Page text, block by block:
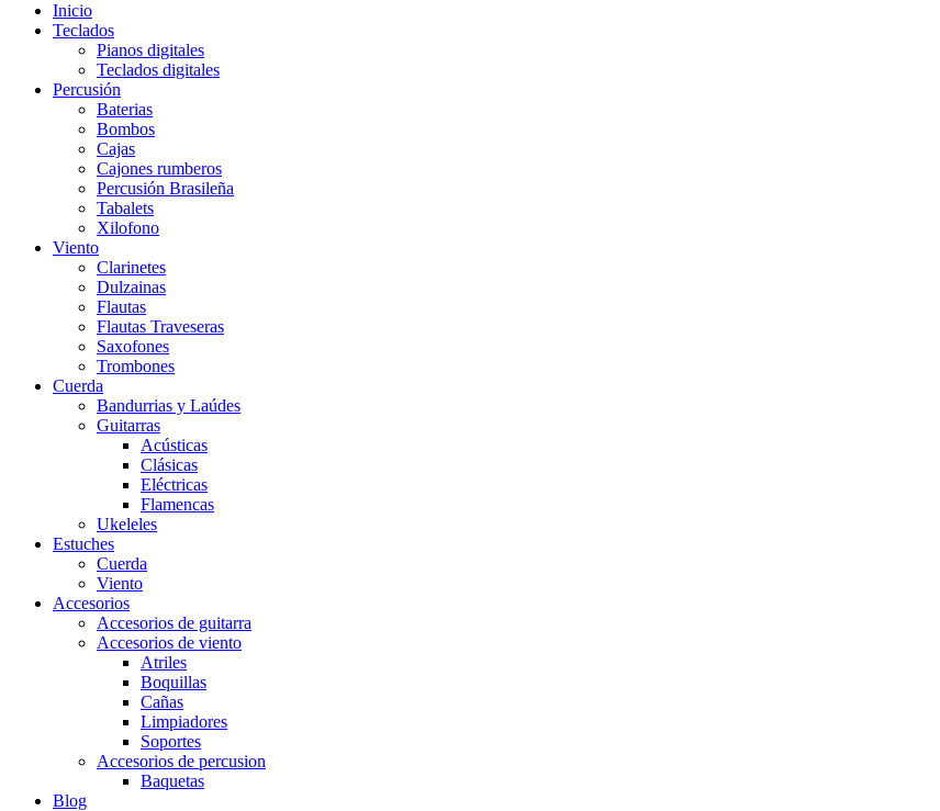
Inicio
Teclados
Pianos digitales
Teclados digitales
Percusión
Baterias
Bombos
Cajas
Cajones rumberos
Percusión Brasileña
Tabalets
Xilofono
Viento
Clarinetes
Dulzainas
Flautas
Flautas Traveseras
Saxofones
Trombones
Cuerda
Bandurrias y Laúdes
Guitarras
Acústicas
Clásicas
Eléctricas
Flamencas
Ukeleles
Estuches
Cuerda
Viento
Accesorios
Accesorios de guitarra
Accesorios de viento
Atriles
Boquillas
Cañas
Limpiadores
Soportes
Accesorios de percusion
Baquetas
Blog